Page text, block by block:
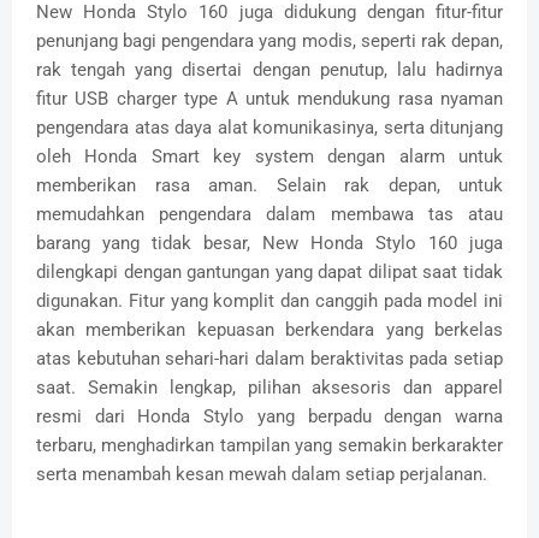
New Honda Stylo 160 juga didukung dengan fitur-fitur
penunjang bagi pengendara yang modis, seperti rak depan,
rak tengah yang disertai dengan penutup, lalu hadirnya
fitur USB charger type A untuk mendukung rasa nyaman
pengendara atas daya alat komunikasinya, serta ditunjang
oleh Honda Smart key system dengan alarm untuk
memberikan rasa aman. Selain rak depan, untuk
memudahkan pengendara dalam membawa tas atau
barang yang tidak besar, New Honda Stylo 160 juga
dilengkapi dengan gantungan yang dapat dilipat saat tidak
digunakan. Fitur yang komplit dan canggih pada model ini
akan memberikan kepuasan berkendara yang berkelas
atas kebutuhan sehari-hari dalam beraktivitas pada setiap
saat. Semakin lengkap, pilihan aksesoris dan apparel
resmi dari Honda Stylo yang berpadu dengan warna
terbaru, menghadirkan tampilan yang semakin berkarakter
serta menambah kesan mewah dalam setiap perjalanan.